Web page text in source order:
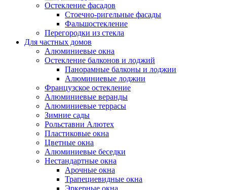
Остекление фасадов
Стоечно-ригельные фасады
Фальшостекление
Перегородки из стекла
Для частных домов
Алюминиевые окна
Остекление балконов и лоджий
Панорамные балконы и лоджии
Алюминиевые лоджии
Французское остекление
Алюминиевые веранды
Алюминиевые террасы
Зимние сады
Рольставни Алютех
Пластиковые окна
Цветные окна
Алюминиевые беседки
Нестандартные окна
Арочные окна
Трапециевидные окна
Эркерные окна